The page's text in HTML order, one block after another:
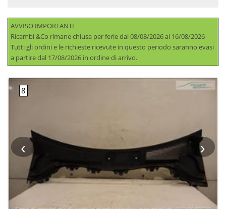
AVVISO IMPORTANTE
Ricambi &Co rimane chiusa per ferie dal 08/08/2026 al 16/08/2026
Tutti gli ordini e le richieste ricevute in questo periodo saranno evasi
a partire dal 17/08/2026 in ordine di arrivo.
‹ ›